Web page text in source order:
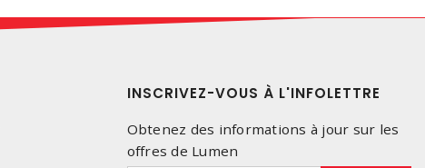
INSCRIVEZ-VOUS À L'INFOLETTRE
Obtenez des informations à jour sur les
offres de Lumen